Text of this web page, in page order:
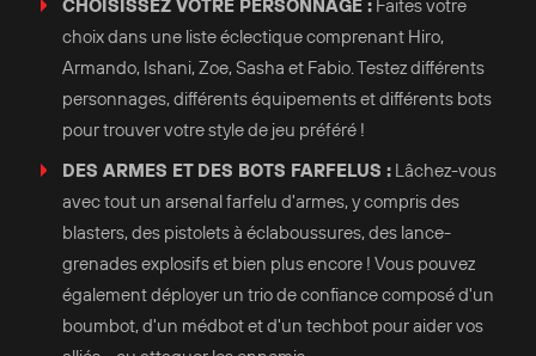
CHOISISSEZ VOTRE PERSONNAGE : Faites votre
choix dans une liste éclectique comprenant Hiro,
Armando, Ishani, Zoe, Sasha et Fabio. Testez différents
personnages, différents équipements et différents bots
pour trouver votre style de jeu préféré !
DES ARMES ET DES BOTS FARFELUS : Lâchez-vous
avec tout un arsenal farfelu d'armes, y compris des
blasters, des pistolets à éclaboussures, des lance-
grenades explosifs et bien plus encore ! Vous pouvez
également déployer un trio de confiance composé d'un
boumbot, d'un médbot et d'un techbot pour aider vos